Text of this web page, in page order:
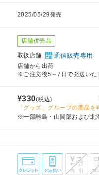
2025/05/29発売
店舗併売品
取扱店舗 通信販売専用
店舗から出荷
※ご注文後5～7日で発送いた
¥330(税込)
「グッズ」グループの商品
※一部離島・山間部および北